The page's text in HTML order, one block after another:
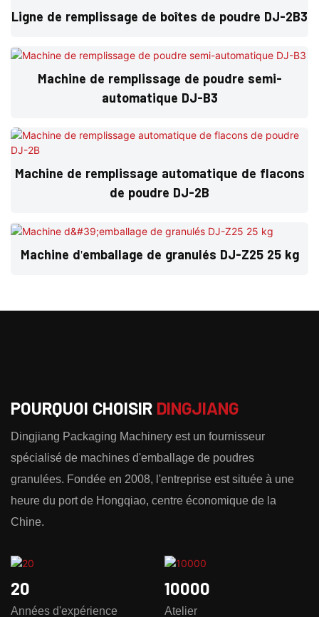
Ligne de remplissage de boîtes de poudre DJ-2B3
Machine de remplissage de poudre semi-
automatique DJ-B3
Machine de remplissage automatique de flacons
de poudre DJ-2B
Machine d'emballage de granulés DJ-Z25 25 kg
POURQUOI CHOISIR DINGJIANG
Dingjiang Packaging Machinery est un fournisseur
spécialisé de machines d'emballage de poudres
granulées. Fondée en 2008, l'entreprise est située à une
heure du port de Hongqiao, centre économique de la
Chine.
20
Années d'expérience
10000
Atelier